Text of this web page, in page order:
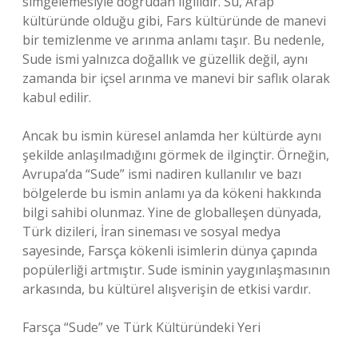
kültüründe olduğu gibi, Fars kültüründe de manevi
bir temizlenme ve arınma anlamı taşır. Bu nedenle,
Sude ismi yalnızca doğallık ve güzellik değil, aynı
zamanda bir içsel arınma ve manevi bir saflık olarak
kabul edilir.
Ancak bu ismin küresel anlamda her kültürde aynı
şekilde anlaşılmadığını görmek de ilginçtir. Örneğin,
Avrupa’da “Sude” ismi nadiren kullanılır ve bazı
bölgelerde bu ismin anlamı ya da kökeni hakkında
bilgi sahibi olunmaz. Yine de globalleşen dünyada,
Türk dizileri, İran sineması ve sosyal medya
sayesinde, Farsça kökenli isimlerin dünya çapında
popülerliği artmıştır. Sude isminin yaygınlaşmasının
arkasında, bu kültürel alışverişin de etkisi vardır.
Farsça “Sude” ve Türk Kültüründeki Yeri